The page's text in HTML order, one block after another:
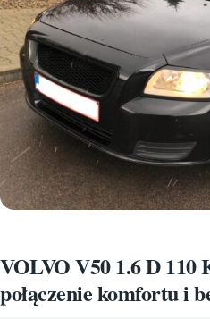
VOLVO V50 1.6 D 110
połączenie komfortu i